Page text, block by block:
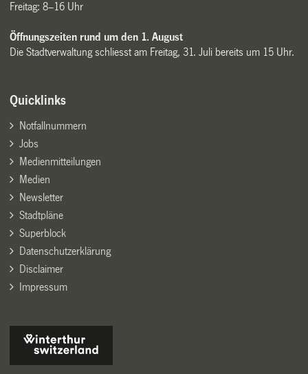
Freitag: 8–16 Uhr
Öffnungszeiten rund um den 1. August
Die Stadtverwaltung schliesst am Freitag, 31. Juli bereits um 15 Uhr.
Quicklinks
Notfallnummern
Jobs
Medienmitteilungen
Medien
Newsletter
Stadtpläne
Superblock
Datenschutzerklärung
Disclaimer
Impressum